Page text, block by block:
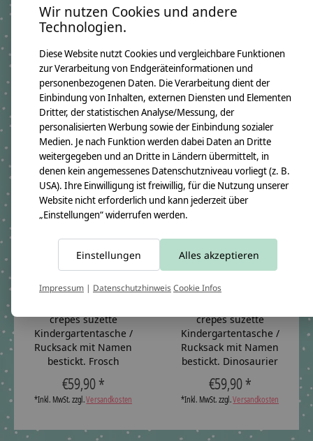
Angaben zum Hersteller:
crêpes suzette GmbH & Co. KG
Sülzburgstraße 108
E-Mail:
info@crepes-suzette.net
Tel.:+49 221 2616939
Ergänzende Produkte
Carousel items
crêpes suzette
Kindergartentasche /
Rucksack mit Namen
bestickt. Frosch
€59,90 *
*Inkl. MwSt. zzgl.Versandkosten
crêpes suzette
Kindergartentasche /
Rucksack mit Namen
bestickt. Dinosaurier
€59,90 *
*Inkl. MwSt. zzgl.Versandkosten
Wir nutzen Cookies und andere
Technologien.
Diese Website nutzt Cookies und vergleichbare Funktionen
zur Verarbeitung von Endgeräteinformationen und
personenbezogenen Daten. Die Verarbeitung dient der
Einbindung von Inhalten, externen Diensten und Elementen
Dritter, der statistischen Analyse/Messung, der
personalisierten Werbung sowie der Einbindung sozialer
Medien. Je nach Funktion werden dabei Daten an Dritte
weitergegeben und an Dritte in Ländern übermittelt, in
denen kein angemessenes Datenschutzniveau vorliegt (z. B.
USA). Ihre Einwilligung ist freiwillig, für die Nutzung unserer
Website nicht erforderlich und kann jederzeit über
„Einstellungen“ widerrufen werden.
Einstellungen Alles akzeptieren
Impressum | DatenschutzhinweisCookie Infos